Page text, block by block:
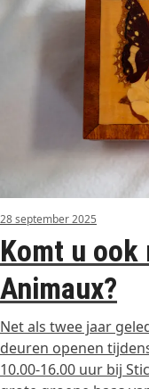
28 september 2025
Komt u ook
Animaux?
Net als twee jaar
deuren openen
10.00-16.00 uur bij